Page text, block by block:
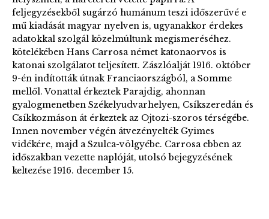
feljegyzésekből sugárzó humánum teszi időszerűvé e
mű kiadását magyar nyelven is, ugyanakkor érdekes
adatokkal szolgál közelmúltunk megismeréséhez.
kötelékében Hans Carrosa német katonaorvos is
katonai szolgálatot teljesített. Zászlóalját 1916. október
9-én indították útnak Franciaországból, a Somme
mellől. Vonattal érkeztek Parajdig, ahonnan
gyalogmenetben Székelyudvarhelyen, Csíkszeredán és
Csíkkozmáson át érkeztek az Ojtozi-szoros térségébe.
Innen november végén átvezényelték Gyimes
vidékére, majd a Szulca-völgyébe. Carrosa ebben az
időszakban vezette naplóját, utolsó bejegyzésének
keltezése 1916. december 15.